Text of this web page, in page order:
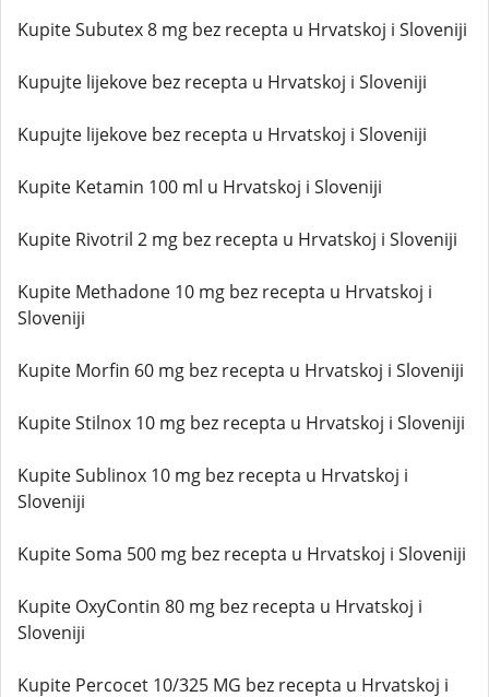
Kupite Subutex 8 mg bez recepta u Hrvatskoj i Sloveniji
Kupujte lijekove bez recepta u Hrvatskoj i Sloveniji
Kupujte lijekove bez recepta u Hrvatskoj i Sloveniji
Kupite Ketamin 100 ml u Hrvatskoj i Sloveniji
Kupite Rivotril 2 mg bez recepta u Hrvatskoj i Sloveniji
Kupite Methadone 10 mg bez recepta u Hrvatskoj i
Sloveniji
Kupite Morfin 60 mg bez recepta u Hrvatskoj i Sloveniji
Kupite Stilnox 10 mg bez recepta u Hrvatskoj i Sloveniji
Kupite Sublinox 10 mg bez recepta u Hrvatskoj i
Sloveniji
Kupite Soma 500 mg bez recepta u Hrvatskoj i Sloveniji
Kupite OxyContin 80 mg bez recepta u Hrvatskoj i
Sloveniji
Kupite Percocet 10/325 MG bez recepta u Hrvatskoj i